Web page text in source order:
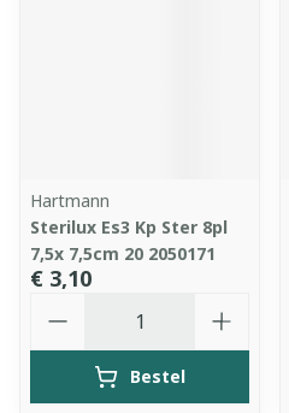
Hartmann
Sterilux Es3 Kp Ster 8pl
7,5x 7,5cm 20 2050171
€ 3,10
Bestel